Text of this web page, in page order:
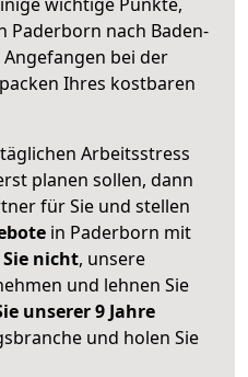
Paderborn nach Baden-
Angefangen bei der
Ihres kostbaren
Arbeitsstress
planen sollen, dann
für Sie und stellen
in Paderborn mit
nicht, unsere
und lehnen Sie
unserer 9 Jahre
und holen Sie